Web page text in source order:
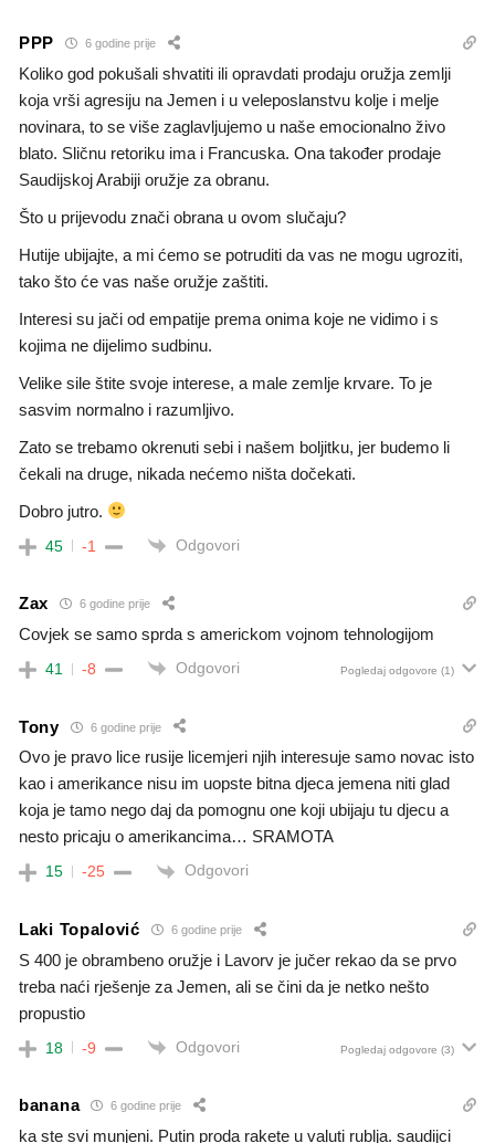
PPP 6 godine prije
Koliko god pokušali shvatiti ili opravdati prodaju oružja zemlji
koja vrši agresiju na Jemen i u veleposlanstvu kolje i melje
novinara, to se više zaglavljujemo u naše emocionalno živo
blato. Sličnu retoriku ima i Francuska. Ona također prodaje
Saudijskoj Arabiji oružje za obranu.
Što u prijevodu znači obrana u ovom slučaju?
Hutije ubijajte, a mi ćemo se potruditi da vas ne mogu ugroziti,
tako što će vas naše oružje zaštiti.
Interesi su jači od empatije prema onima koje ne vidimo i s
kojima ne dijelimo sudbinu.
Velike sile štite svoje interese, a male zemlje krvare. To je
sasvim normalno i razumljivo.
Zato se trebamo okrenuti sebi i našem boljitku, jer budemo li
čekali na druge, nikada nećemo ništa dočekati.
Dobro jutro.
45 -1 Odgovori
Zax 6 godine prije
Covjek se samo sprda s americkom vojnom tehnologijom
41 -8 Odgovori Pogledaj odgovore (1)
Tony 6 godine prije
Ovo je pravo lice rusije licemjeri njih interesuje samo novac isto
kao i amerikance nisu im uopste bitna djeca jemena niti glad
koja je tamo nego daj da pomognu one koji ubijaju tu djecu a
nesto pricaju o amerikancima… SRAMOTA
15 -25 Odgovori
Laki Topalović 6 godine prije
S 400 je obrambeno oružje i Lavorv je jučer rekao da se prvo
treba naći rješenje za Jemen, ali se čini da je netko nešto
propustio
18 -9 Odgovori Pogledaj odgovore (3)
banana 6 godine prije
ka ste svi munjeni. Putin proda rakete u valuti rublja. saudijci